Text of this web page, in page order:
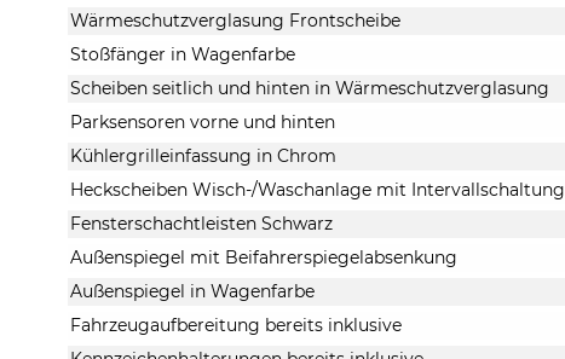
Wärmeschutzverglasung Frontscheibe
Stoßfänger in Wagenfarbe
Scheiben seitlich und hinten in Wärmeschutzverglasung
Parksensoren vorne und hinten
Kühlergrilleinfassung in Chrom
Heckscheiben Wisch-/Waschanlage mit Intervallschaltung
Fensterschachtleisten Schwarz
Außenspiegel mit Beifahrerspiegelabsenkung
Außenspiegel in Wagenfarbe
Fahrzeugaufbereitung bereits inklusive